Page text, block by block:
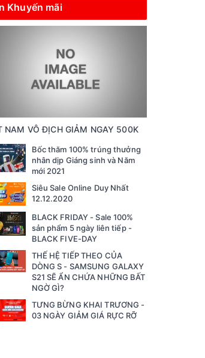
Khuyến mãi
NAM VÔ ĐỊCH GIẢM NGAY 500K
Bốc thăm 100% trúng thưởng
nhân dịp Giáng sinh và Năm
mới 2021
Siêu Sale Online Duy Nhất
12.12.2020
BLACK FRIDAY - Sale 100%
sản phẩm 5 ngày liên tiếp -
BLACK FIVE-DAY
THẾ HỆ TIẾP THEO CỦA
DÒNG S - SAMSUNG GALAXY
S21 SẼ ẨN CHỨA NHỮNG BẤT
NGỜ GÌ?
TƯNG BỪNG KHAI TRƯƠNG -
03 NGÀY GIẢM GIÁ RỰC RỠ